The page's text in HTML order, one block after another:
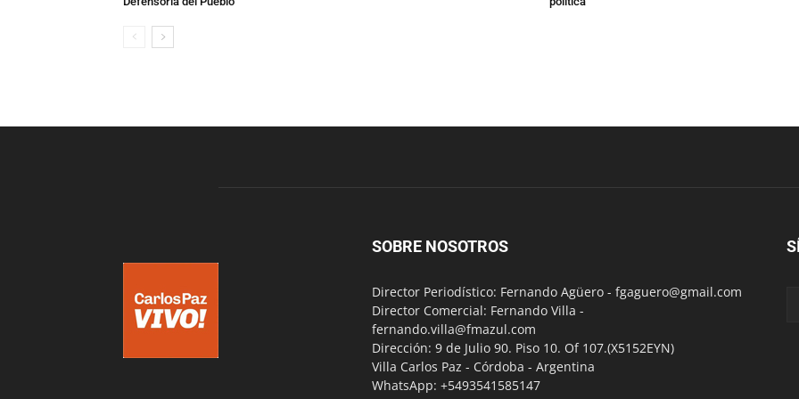
SOBRE NOSOTROS
Director Periodístico: Fernando Agüero - fgaguero@gmail.com
Director Comercial: Fernando Villa -
fernando.villa@fmazul.com
Dirección: 9 de Julio 90. Piso 10. Of 107.(X5152EYN)
Villa Carlos Paz - Córdoba - Argentina
WhatsApp: +5493541585147